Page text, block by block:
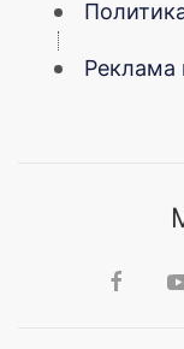
Реклама